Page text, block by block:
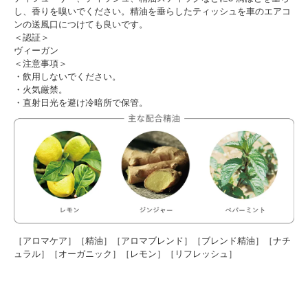
し、香りを嗅いでください。精油を垂らしたティッシュを車のエアコ
ンの送風口につけても良いです。
＜認証＞
ヴィーガン
＜注意事項＞
・飲用しないでください。
・火気厳禁。
・直射日光を避け冷暗所で保管。
［アロマケア］［精油］［アロマブレンド］［ブレンド精油］［ナチ
ュラル］［オーガニック］［レモン］［リフレッシュ］